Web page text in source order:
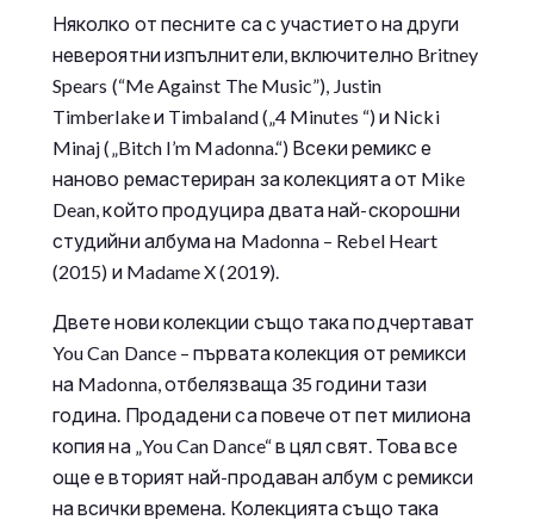
Няколко от песните са с участието на други
невероятни изпълнители, включително Britney
Spears (“Me Against The Music”), Justin
Timberlake и Timbaland („4 Minutes “) и Nicki
Minaj („Bitch I’m Madonna.“) Всеки ремикс е
наново ремастериран за колекцията от Mike
Dean, който продуцира двата най-скорошни
студийни албума на Madonna – Rebel Heart
(2015) и Madame X (2019).
Двете нови колекции също така подчертават
You Can Dance – първата колекция от ремикси
на Madonna, отбелязваща 35 години тази
година. Продадени са повече от пет милиона
копия на „You Can Dance“ в цял свят. Това все
още е вторият най-продаван албум с ремикси
на всички времена. Колекцията също така